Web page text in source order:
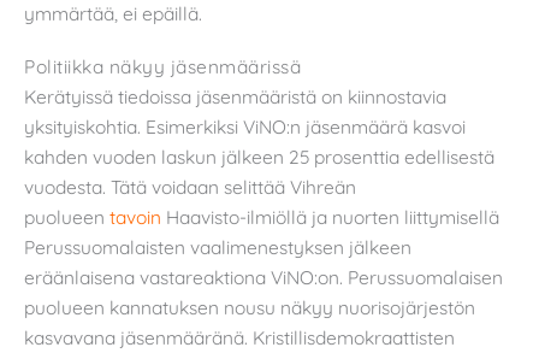
ymmärtää, ei epäillä.
Politiikka näkyy jäsenmäärissä
Kerätyissä tiedoissa jäsenmääristä on kiinnostavia
yksityiskohtia. Esimerkiksi ViNO:n jäsenmäärä kasvoi
kahden vuoden laskun jälkeen 25 prosenttia edellisestä
vuodesta. Tätä voidaan selittää Vihreän
puolueen tavoin Haavisto-ilmiöllä ja nuorten liittymisellä
Perussuomalaisten vaalimenestyksen jälkeen
eräänlaisena vastareaktiona ViNO:on. Perussuomalaisen
puolueen kannatuksen nousu näkyy nuorisojärjestön
kasvavana jäsenmääränä. Kristillisdemokraattisten